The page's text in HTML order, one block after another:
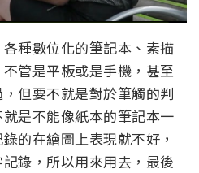
種數位化的筆記本、素描
管是平板或是手機，甚至
但要不就是對於筆觸的判
是不能像紙本的筆記本一
的在繪圖上表現就不好，
錄，所以用來用去，最後